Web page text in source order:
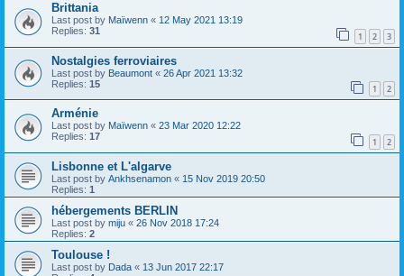
Brittania
Last post by Maïwenn « 12 May 2021 13:19
Replies: 31 1 2 3
Nostalgies ferroviaires
Last post by Beaumont « 26 Apr 2021 13:32
Replies: 15 1 2
Arménie
Last post by Maïwenn « 23 Mar 2020 12:22
Replies: 17 1 2
Lisbonne et L'algarve
Last post by Ankhsenamon « 15 Nov 2019 20:50
Replies: 1
hébergements BERLIN
Last post by miju « 26 Nov 2018 17:24
Replies: 2
Toulouse !
Last post by Dada « 13 Jun 2017 22:17